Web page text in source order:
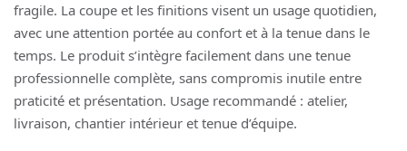
fragile. La coupe et les finitions visent un usage quotidien,
avec une attention portée au confort et à la tenue dans le
temps. Le produit s’intègre facilement dans une tenue
professionnelle complète, sans compromis inutile entre
praticité et présentation. Usage recommandé : atelier,
livraison, chantier intérieur et tenue d’équipe.